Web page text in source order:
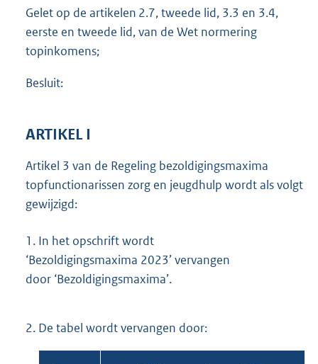
Gelet op de artikelen 2.7, tweede lid, 3.3 en 3.4,
eerste en tweede lid, van de Wet normering
topinkomens;
Besluit:
ARTIKEL I
Artikel 3 van de Regeling bezoldigingsmaxima
topfunctionarissen zorg en jeugdhulp wordt als volgt
gewijzigd:
1. In het opschrift wordt
‘Bezoldigingsmaxima 2023’ vervangen
door ‘Bezoldigingsmaxima’.
2. De tabel wordt vervangen door: